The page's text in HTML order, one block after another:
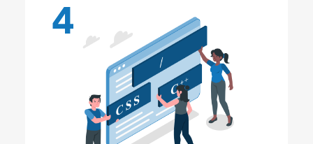
4